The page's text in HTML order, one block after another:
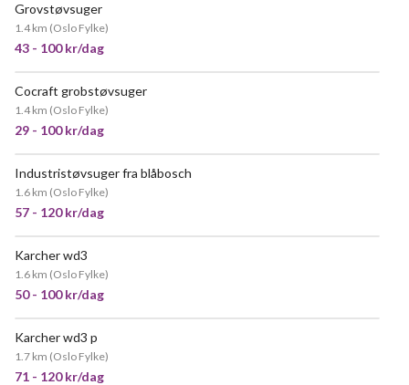
Grovstøvsuger
1.4 km (Oslo Fylke)
43 - 100 kr/dag
Cocraft grobstøvsuger
1.4 km (Oslo Fylke)
29 - 100 kr/dag
Industristøvsuger fra blåbosch
1.6 km (Oslo Fylke)
57 - 120 kr/dag
Karcher wd3
1.6 km (Oslo Fylke)
50 - 100 kr/dag
Karcher wd3 p
1.7 km (Oslo Fylke)
71 - 120 kr/dag